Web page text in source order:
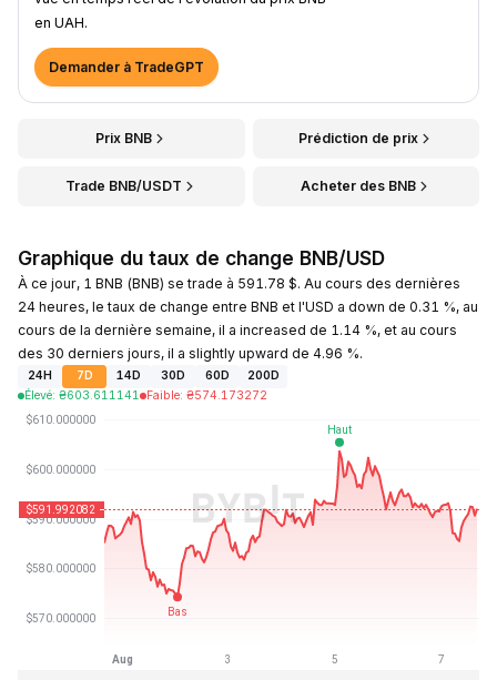
en UAH.
Demander à TradeGPT
Prix BNB Prédiction de prix
Trade BNB/USDT Acheter des BNB
Graphique du taux de change BNB/USD
À ce jour, 1 BNB (BNB) se trade à 591.78 $. Au cours des dernières
24 heures, le taux de change entre BNB et l'USD a down de 0.31 %, au
cours de la dernière semaine, il a increased de 1.14 %, et au cours
des 30 derniers jours, il a slightly upward de 4.96 %.
24H 7D 14D 30D 60D
200D
Élevé: ₴603.611141 Faible: ₴574.173272
Dernière mise à jour : 2026-08-07, 15:43 GMT+0